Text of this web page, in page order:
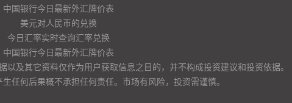
中国银行今日最新外汇牌价表
美元对人民币的兑换
今日汇率实时查询汇率兑换
中国银行今日最新外汇牌价表
及其它资料仅作为用户获取信息之目的，并不构成投资建议和投资依据。
任何后果概不承担任何责任。市场有风险，投资需谨慎。